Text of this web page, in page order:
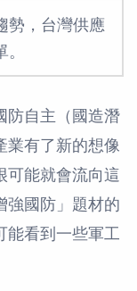
勢，台灣供應
防自主（國造潛
業有了新的想像
可能就會流向這
強國防」題材的
能看到一些軍工